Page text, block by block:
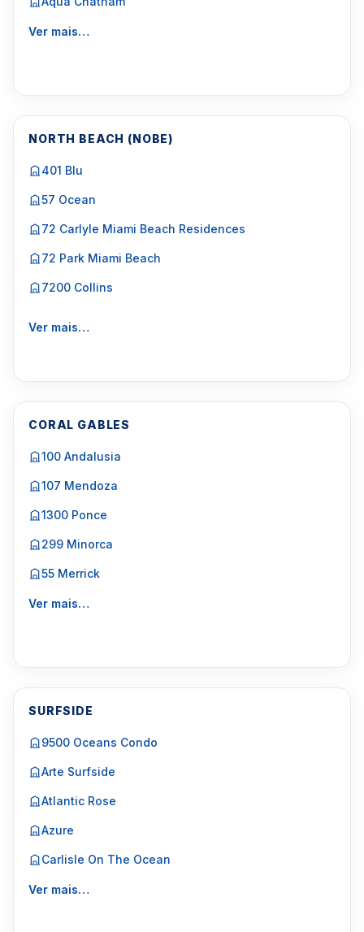
Ver mais…
NORTH BEACH (NOBE)
401 Blu
57 Ocean
72 Carlyle Miami Beach Residences
72 Park Miami Beach
7200 Collins
Ver mais…
CORAL GABLES
100 Andalusia
107 Mendoza
1300 Ponce
299 Minorca
55 Merrick
Ver mais…
SURFSIDE
9500 Oceans Condo
Arte Surfside
Atlantic Rose
Azure
Carlisle On The Ocean
Ver mais…